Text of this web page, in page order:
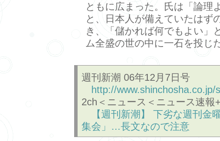
ともに広まった。氏は「論理
と、日本人が備えていたはず
き、「儲かれば何でもよい」
ム全盛の世の中に一石を投じ
週刊新潮 06年12月7日号
http://www.shinchosha.co.jp/
2ch＜ニュース＜ニュース速報
【週刊新潮】 下劣な週刊金
集会」…長文なので注意